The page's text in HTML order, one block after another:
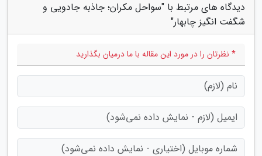
دیدگاه های مرتبط با "سواحل مکران؛ جاذبه جادویی و
شگفت انگیز چابهار"
* نظرتان را در مورد این مقاله با ما درمیان بگذارید